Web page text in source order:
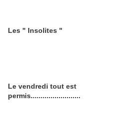
Les " Insolites "
Le vendredi tout est
permis.........................